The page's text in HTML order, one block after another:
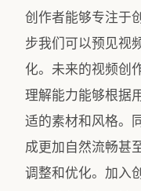
创作者能够专注于
步我们可以预见视
化。未来的视频创
理解能力能够根据
适的素材和风格。
成更加自然流畅甚
调整和优化。加入